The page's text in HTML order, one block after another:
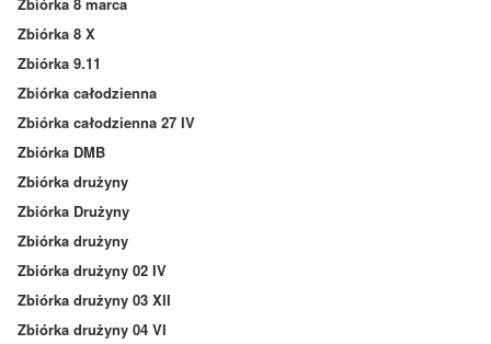
Zbiórka 8 X
Zbiórka 9.11
Zbiórka całodzienna
Zbiórka całodzienna 27 IV
Zbiórka DMB
Zbiórka drużyny
Zbiórka Drużyny
Zbiórka drużyny
Zbiórka drużyny 02 IV
Zbiórka drużyny 03 XII
Zbiórka drużyny 04 VI